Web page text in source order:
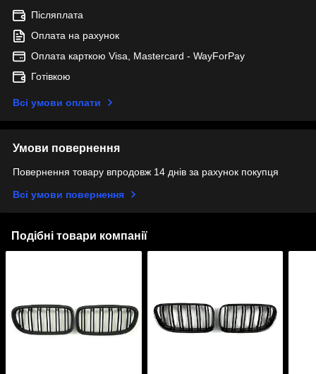
Післяплата
Оплата на рахунок
Оплата карткою Visa, Mastercard - WayForPay
Готівкою
Всі умови оплати
Умови повернення
Повернення товару впродовж 14 днів за рахунок покупця
Всі умови повернення
Подібні товари компанії